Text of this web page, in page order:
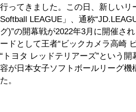
行ってきました。この日、新しいリ
Softball LEAGUE」、通称
グ)”の開幕戦が2022年3月に開催さ
ードとして王者“ビックカメラ高崎
“トヨタ レッドテリアーズ”という
容が日本女子ソフトボールリーグ機
た。